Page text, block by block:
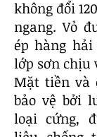
không đổi
ngang. Vỏ
ép hàng
lớp sơn chịu
Mặt tiền và
bảo vệ bởi
loại cứng,